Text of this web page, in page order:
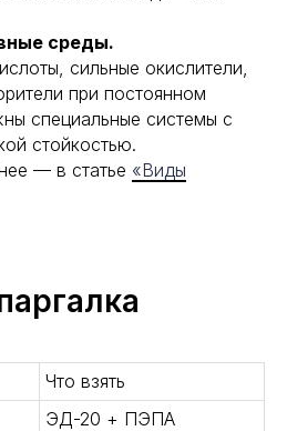
среды.
сильные окислители,
при постоянном
специальные системы с
стойкостью.
— в статье «Виды
Что взять
ЭД-20 + ПЭПА